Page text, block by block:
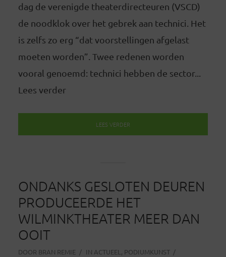
dag de verenigde theaterdirecteuren (VSCD)
de noodklok over het gebrek aan technici. Het
is zelfs zo erg “dat voorstellingen afgelast
moeten worden”. Twee redenen worden
vooral genoemd: technici hebben de sector...
Lees verder
LEES VERDER
ONDANKS GESLOTEN DEUREN
PRODUCEERDE HET
WILMINKTHEATER MEER DAN
OOIT
DOOR BRAN REMIE IN ACTUEEL , PODIUMKUNST